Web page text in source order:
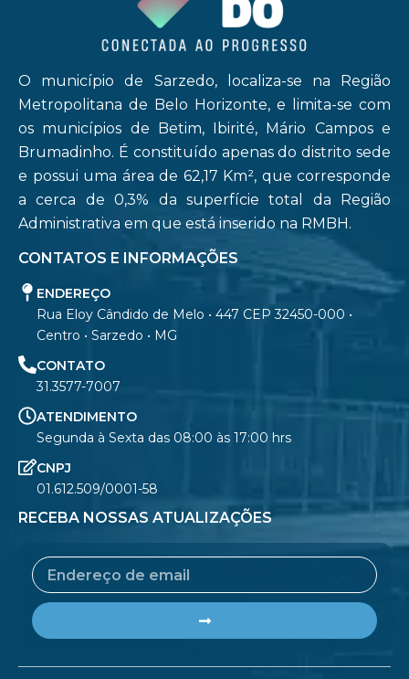
O município de Sarzedo, localiza-se na Região
Metropolitana de Belo Horizonte, e limita-se com
os municípios de Betim, Ibirité, Mário Campos e
Brumadinho. É constituído apenas do distrito sede
e possui uma área de 62,17 Km², que corresponde
a cerca de 0,3% da superfície total da Região
Administrativa em que está inserido na RMBH.
CONTATOS E INFORMAÇÕES
ENDEREÇO
Rua Eloy Cândido de Melo • 447 CEP 32450-000 •
Centro • Sarzedo • MG
CONTATO
31.3577-7007
ATENDIMENTO
Segunda à Sexta das 08:00 às 17:00 hrs
CNPJ
01.612.509/0001-58
RECEBA NOSSAS ATUALIZAÇÕES
Email